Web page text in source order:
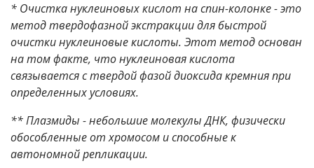
* Очистка нуклеиновых кислот на спин-колонке - это
метод твердофазной экстракции для быстрой
очистки нуклеиновые кислоты. Этот метод основан
на том факте, что нуклеиновая кислота
связывается с твердой фазой диоксида кремния при
определенных условиях.
** Плазмиды - небольшие молекулы ДНК, физически
обособленные от хромосом и способные к
автономной репликации.